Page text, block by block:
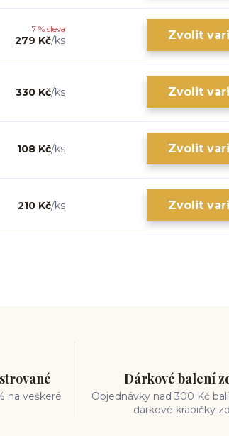
7 % sleva
279 Kč/ks Zvolit
330 Kč/ks Zvolit
108 Kč/ks Zvolit
210 Kč/ks Zvolit
na veškeré
Dárkové balení
Objednávky nad 300 Kč
dárkové krabičky